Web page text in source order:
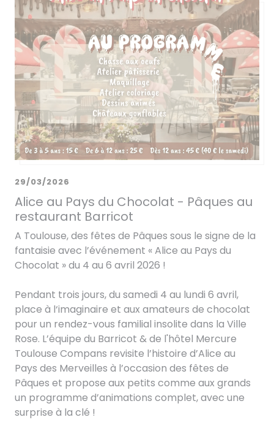
Alice au Pays du Chocolat - Pâques au
restaurant Barricot
29/03/2026
A Toulouse, des fêtes de Pâques sous le signe de la
fantaisie avec l’événement « Alice au Pays du
Chocolat » du 4 au 6 avril 2026 !
Pendant trois jours, du samedi 4 au lundi 6 avril,
place à l‘imaginaire et aux amateurs de chocolat
pour un rendez-vous familial insolite dans la Ville
Rose. L’équipe du Barricot & de l'hôtel Mercure
Toulouse Compans revisite l’histoire d’Alice au
Pays des Merveilles à l’occasion des fêtes de
Pâques et propose aux petits comme aux grands
un programme d’animations complet, avec une
surprise à la clé !